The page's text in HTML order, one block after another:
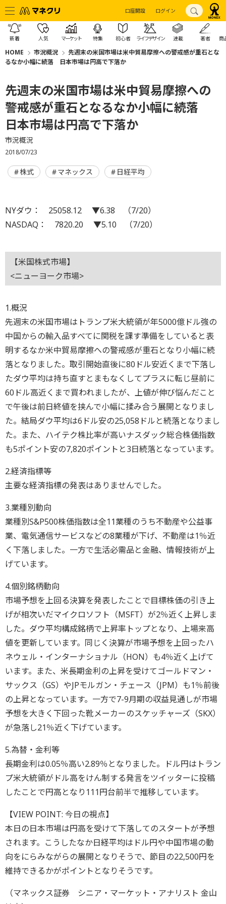
口座開設 ログイン
新着 人気 マーケット 特集 初心者 ライフデザイン 連載 著者 商
HOME 市況概況
先週末の米国市場は米中貿易摩擦への警戒感が重石とな
るなか小幅に続落 日本市場は円高で下落か
先週末の米国市場は米中貿易摩擦への
警戒感が重石となるなか小幅に続落
日本市場は円高で下落か
市況概況
2018/07/23
株式 マネックス 日経平均
NYダウ： 25058.12 ▼6.38 （7/20）
NASDAQ： 7820.20 ▼5.10 （7/20）
【米国株式市場】
<ニューヨーク市場>
1.概況
先週末の米国市場はトランプ米大統領が年5000億ドル強の
中国からの輸入品すべてに関税を課す準備をしていると表
明するなか米中貿易摩擦への警戒感が重石となり小幅に続
落となりました。取引開始直後に80ドル安近くまで下落し
たダウ平均は持ち直すとまもなくしてプラスに転じ昼前に
60ドル高近くまで買われましたが、上値が伸び悩んだこと
で午後は前日終値を挟んで小幅に揉み合う展開となりまし
た。結局ダウ平均は6ドル安の25,058ドルと続落となりまし
た。また、ハイテク株比率が高いナスダック総合株価指数
も5ポイント安の7,820ポイントと3日続落となっています。
2.経済指標等
主要な経済指標の発表はありませんでした。
3.業種別動向
業種別S&P500株価指数は全11業種のうち不動産や公益事
業、電気通信サービスなどの8業種が下げ、不動産は1％近
く下落しました。一方で生活必需品と金融、情報技術が上
げています。
4.個別銘柄動向
市場予想を上回る決算を発表したことで目標株価の引き上
げが相次いだマイクロソフト（MSFT）が2％近く上昇しま
した。ダウ平均構成銘柄で上昇率トップとなり、上場来高
値を更新しています。同じく決算が市場予想を上回ったハ
ネウェル・インターナショナル（HON）も4％近く上げて
います。また、米長期金利の上昇を受けてゴールドマン・
サックス（GS）やJPモルガン・チェース（JPM）も1％前後
の上昇となっています。一方で7-9月期の収益見通しが市場
予想を大きく下回った靴メーカーのスケッチャーズ（SKX）
が急落し21％近く下げています。
5.為替・金利等
長期金利は0.05％高い2.89％となりました。ドル円はトラン
プ米大統領がドル高をけん制する発言をツイッターに投稿
したことで円高となり111円台前半で推移しています。
【VIEW POINT: 今日の視点】
本日の日本市場は円高を受けて下落してのスタートが予想
されます。こうしたなか日経平均はドル円や中国市場の動
向をにらみながらの展開となりそうで、節目の22,500円を
維持できるかがポイントとなりそうです。
（マネックス証券 シニア・マーケット・アナリスト 金山